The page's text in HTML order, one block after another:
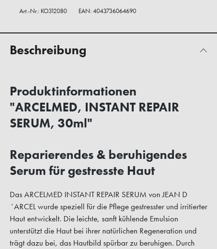
Art.-Nr.: KO312080 EAN: 4043736064690
Beschreibung
Produktinformationen
"ARCELMED, INSTANT REPAIR
SERUM, 30ml"
Reparierendes & beruhigendes
Serum für gestresste Haut
Das ARCELMED INSTANT REPAIR SERUM von JEAN D
´ARCEL wurde speziell für die Pflege gestresster und irritierter
Haut entwickelt. Die leichte, sanft kühlende Emulsion
unterstützt die Haut bei ihrer natürlichen Regeneration und
trägt dazu bei, das Hautbild spürbar zu beruhigen. Durch